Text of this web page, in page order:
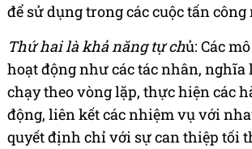
để sử dụng trong các cuộc tấn công
Thứ hai là khả năng tự chủ: Các
hoạt động như các tác nhân, nghĩa
chạy theo vòng lặp, thực hiện các
động, liên kết các nhiệm vụ với
quyết định chỉ với sự can thiệp tối